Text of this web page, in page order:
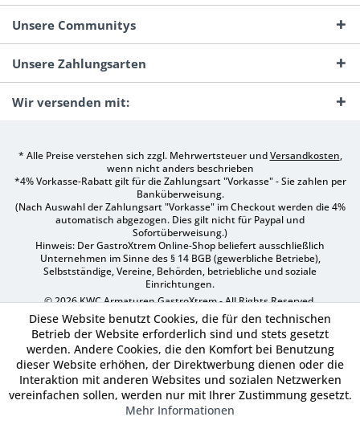
Unsere Communitys
Unsere Zahlungsarten
Wir versenden mit:
* Alle Preise verstehen sich zzgl. Mehrwertsteuer undVersandkosten,
wenn nicht anders beschrieben
*4% Vorkasse-Rabatt gilt für die Zahlungsart "Vorkasse" - Sie zahlen per
Banküberweisung.
(Nach Auswahl der Zahlungsart "Vorkasse" im Checkout werden die 4%
automatisch abgezogen. Dies gilt nicht für Paypal und
Sofortüberweisung.)
Hinweis: Der GastroXtrem Online-Shop beliefert ausschließlich
Unternehmen im Sinne des § 14 BGB (gewerbliche Betriebe),
Selbstständige, Vereine, Behörden, betriebliche und soziale
Einrichtungen.
© 2026 KWC Armaturen GastroXtrem - All Rights Reserved.
Diese Website benutzt Cookies, die für den technischen
Betrieb der Website erforderlich sind und stets gesetzt
werden. Andere Cookies, die den Komfort bei Benutzung
dieser Website erhöhen, der Direktwerbung dienen oder die
Interaktion mit anderen Websites und sozialen Netzwerken
vereinfachen sollen, werden nur mit Ihrer Zustimmung gesetzt.
Mehr Informationen